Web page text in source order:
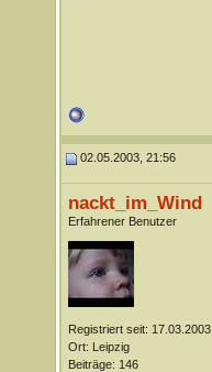
02.05.2003, 21:56
nackt_im_Wind
Erfahrener Benutzer
Registriert seit: 17.03.2003
Ort: Leipzig
Beiträge: 146